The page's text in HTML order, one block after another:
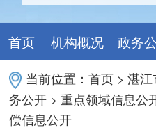
首页 机构概况 政务
当前位置：首页 >湛
务公开 >重点领域信息公
偿信息公开